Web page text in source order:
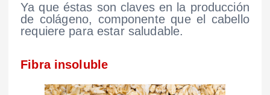
Ya que éstas son claves en la producción
de colágeno, componente que el cabello
requiere para estar saludable.
Fibra insoluble